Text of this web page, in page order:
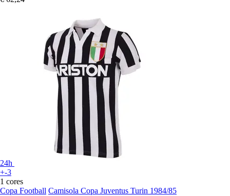
24h
+-3
1 cores
Copa Football Camisola Copa Juventus Turin 1984/85